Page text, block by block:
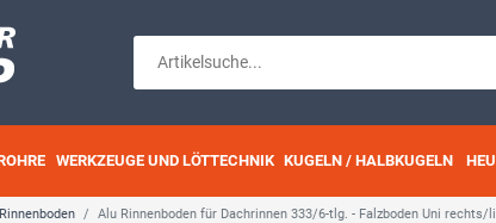
WERKZEUGE UND LÖTTECHNIK KUGELN / HALBKUGELN
Rinnenboden Alu Rinnenboden für Dachrinnen 333/6-tlg. - Falzboden Uni rechts/